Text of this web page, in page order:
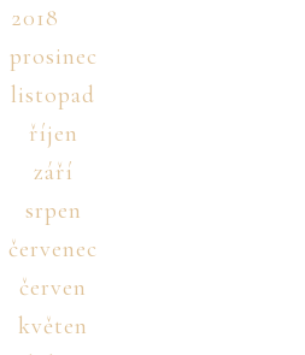
2018
prosinec
listopad
říjen
září
srpen
červenec
červen
květen